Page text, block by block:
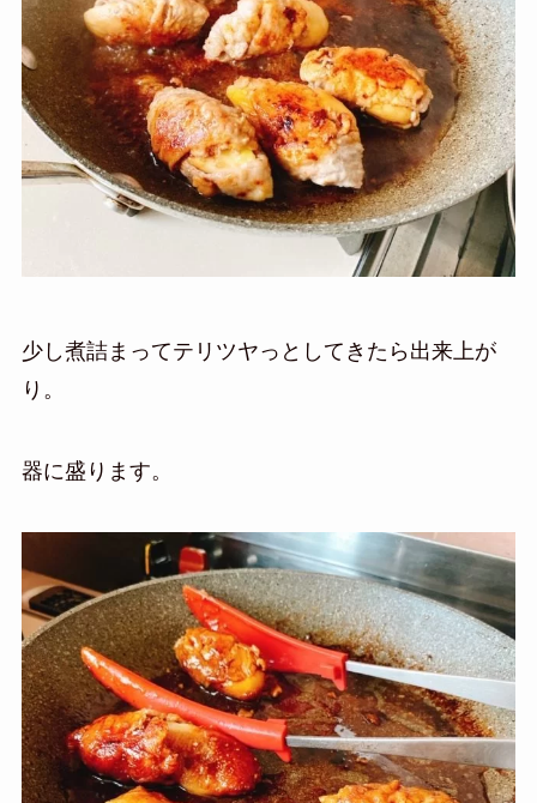
少し煮詰まってテリツヤっとしてきたら出来上が
り。
器に盛ります。